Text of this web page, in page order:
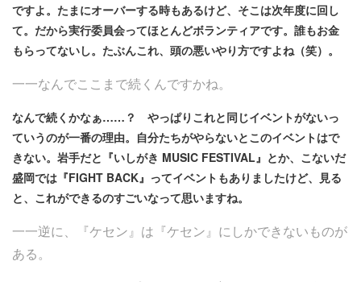
ですよ。たまにオーバーする時もあるけど、そこは次年度に回し
て。だから実行委員会ってほとんどボランティアです。誰もお金
もらってないし。たぶんこれ、頭の悪いやり方ですよね（笑）。
一一なんでここまで続くんですかね。
なんで続くかなぁ……？ やっぱりこれと同じイベントがないっ
ていうのが一番の理由。自分たちがやらないとこのイベントはで
きない。岩手だと『いしがき MUSIC FESTIVAL』とか、こないだ
盛岡では『FIGHT BACK』ってイベントもありましたけど、見る
と、これができるのすごいなって思いますね。
一一逆に、『ケセン』は『ケセン』にしかできないものが
ある。